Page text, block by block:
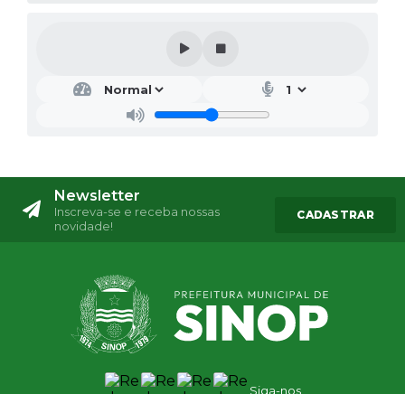
Newsletter
Inscreva-se e receba nossas
novidade!
CADASTRAR
Siga-nos